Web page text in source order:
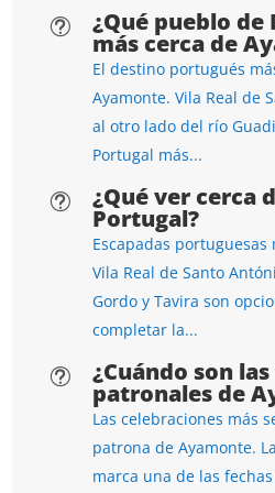
t ¿Qué pueblo
más cerca de
El destino portugués
Ayamonte. Vila Real de
al otro lado del río
Portugal más...
t ¿Qué ver cerca
Portugal?
Escapadas
Vila Real de Santo
Gordo y Tavira son
completar la...
t ¿Cuándo son
patronales de
Las celebraciones más
patrona de Ayamonte.
marca una de las